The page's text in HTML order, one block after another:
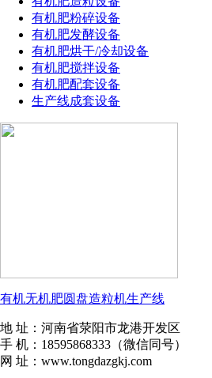
有机肥粉碎设备
有机肥发酵设备
有机肥烘干/冷却设备
有机肥搅拌设备
有机肥配套设备
生产线成套设备
有机无机肥圆盘造粒机生产线
地 址：河南省荥阳市龙港开发区
手 机：18595868333（微信同号）
网 址：www.tongdazgkj.com